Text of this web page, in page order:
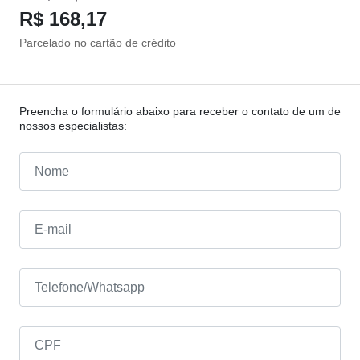
R$ 168,17
Parcelado no cartão de crédito
Preencha o formulário abaixo para receber o contato de um de
nossos especialistas: